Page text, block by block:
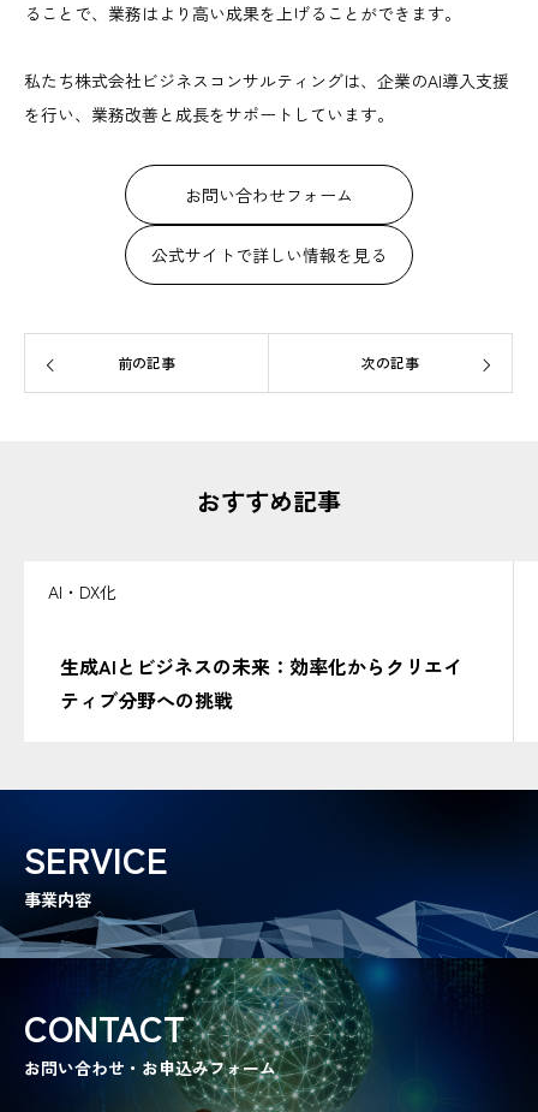
ることで、業務はより高い成果を上げることができます。
私たち株式会社ビジネスコンサルティングは、企業のAI導入支援
を行い、業務改善と成長をサポートしています。
お問い合わせフォーム
公式サイトで詳しい情報を見る
前の記事 次の記事
おすすめ記事
AI・DX化
生成AIとビジネスの未来：効率化からクリエイ
ティブ分野への挑戦
SERVICE
事業内容
CONTACT
お問い合わせ・お申込みフォーム